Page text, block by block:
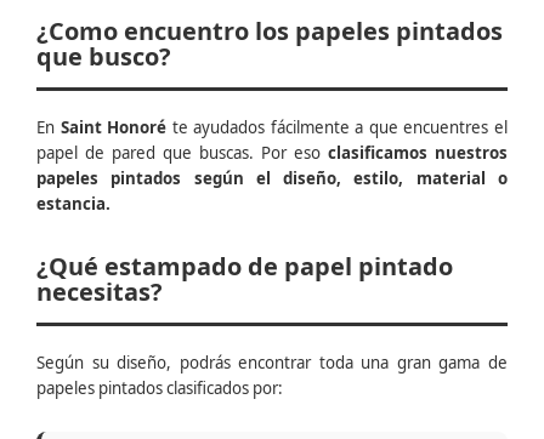
¿Como encuentro los papeles pintados
que busco?
En Saint Honoré te ayudados fácilmente a que encuentres el
papel de pared que buscas. Por eso clasificamos nuestros
papeles pintados según el diseño, estilo, material o
estancia.
¿Qué estampado de papel pintado
necesitas?
Según su diseño, podrás encontrar toda una gran gama de
papeles pintados clasificados por: